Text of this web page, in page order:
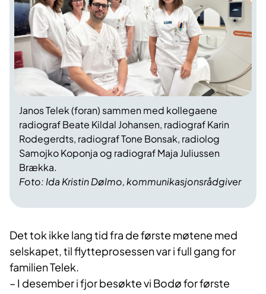
Foto: Ida Kristin Dølmo, kommunikasjonsrådgiver
Janos Telek (foran) sammen med kollegaene
radiograf Beate Kildal Johansen, radiograf Karin
Rodegerdts, radiograf Tone Bonsak, radiolog
Samojko Koponja og radiograf Maja Juliussen
Brækka.
Det tok ikke lang tid fra de første møtene med
selskapet, til flytteprosessen var i full gang for
familien Telek.
– I desember i fjor besøkte vi Bodø for første